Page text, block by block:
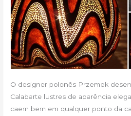
O designer polonês Przemek
Calabarte lustres de aparência
caem bem em qualquer ponto da